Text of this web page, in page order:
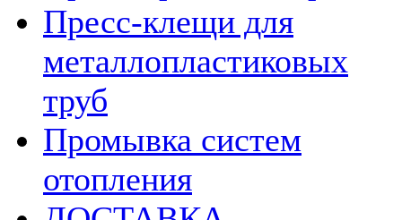
Пресс-клещи для
металлопластиковых
труб
Промывка систем
отопления